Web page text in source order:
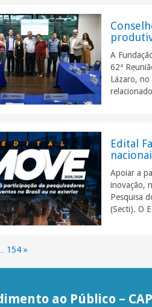
A
62ª
Lázaro, no
Edital
Apoiar a
inovação,
Pesquisa
(Secti). O
154 »
ao Público – CAP